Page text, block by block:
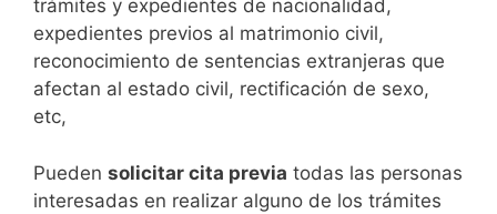
trámites y expedientes de nacionalidad,
expedientes previos al matrimonio civil,
reconocimiento de sentencias extranjeras que
afectan al estado civil, rectificación de sexo,
etc,
​Pueden solicitar cita previa todas las personas
interesadas en realizar alguno de los trámites